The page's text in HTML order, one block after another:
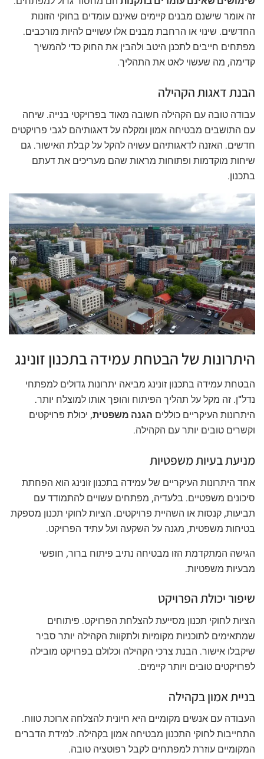
זה אומר שישנם מבנים קיימים שאינם עומדים בחוקי הזונות
החדשים. שינוי או הרחבת מבנים אלו עשויים להיות מורכבים.
מפתחים חייבים לתכנן היטב ולהבין את החוק כדי להמשיך
קדימה, מה שעשוי לאט את התהליך.
הבנת דאגות הקהילה
עבודה טובה עם הקהילה חשובה מאוד בפרויקטי בנייה. שיחה
עם התושבים מבטיחה אמון ומקלה על דאגותיהם לגבי פרויקטים
חדשים. האזנה לדאגותיהם עשויה להקל על קבלת האישור. גם
שיחות מוקדמות ופתוחות מראות שהם מעריכים את דעתם
בתכנון.
היתרונות של הבטחת עמידה בתכנון זונינג
הבטחת עמידה בתכנון זונינג מביאה יתרונות גדולים למפתחי
נדל"ן. זה מקל על תהליך הפיתוח והופך אותו למוצלח יותר.
היתרונות העיקריים כוללים הגנה משפטית, יכולת פרויקטים
וקשרים טובים יותר עם הקהילה.
מניעת בעיות משפטיות
אחד היתרונות העיקריים של עמידה בתכנון זונינג הוא הפחתת
סיכונים משפטיים. בלעדיה, מפתחים עשויים להתמודד עם
תביעות, קנסות או השהיית פרויקטים. הציות לחוקי תכנון מספקת
בטיחות משפטית, מגנה על השקעה ועל עתיד הפרויקט.
הגישה המתקדמת הזו מבטיחה נתיב פיתוח ברור, חופשי
מבעיות משפטיות.
שיפור יכולת הפרויקט
הציות לחוקי תכנון מסייעת להצלחת הפרויקט. פיתוחים
שמתאימים לתוכניות מקומיות ולתקוות הקהילה יותר סביר
שיקבלו אישור. הבנת צרכי הקהילה וכלולם בפרויקט מובילה
לפרויקטים טובים ויותר קיימים.
בניית אמון בקהילה
העבודה עם אנשים מקומיים היא חיונית להצלחה ארוכת טווח.
התחייבות לחוקי התכנון מבטיחה אמון בקהילה. למידת הדברים
המקומיים עוזרת למפתחים לקבל רפוטציה טובה.